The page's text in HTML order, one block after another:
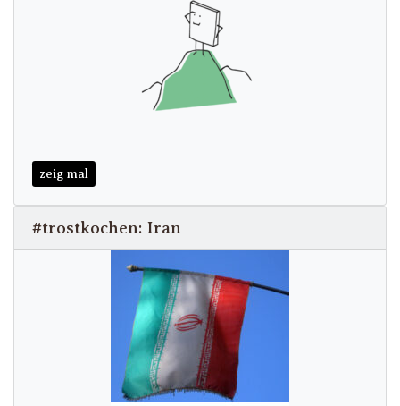
zeig mal
#trostkochen: Iran